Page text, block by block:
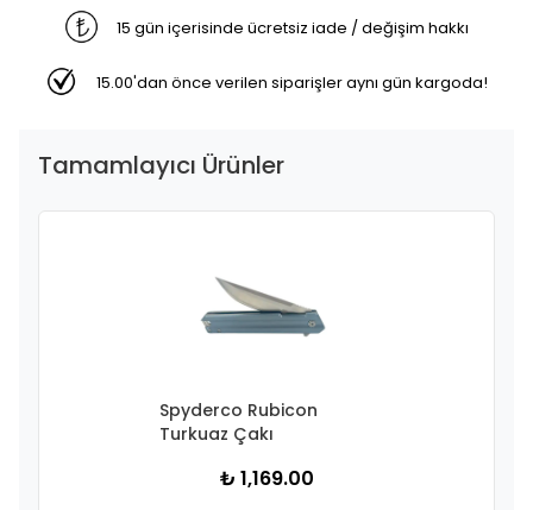
15 gün içerisinde ücretsiz iade / değişim hakkı
15.00'dan önce verilen siparişler aynı gün kargoda!
Tamamlayıcı Ürünler
Spyderco Rubicon
Turkuaz Çakı
₺ 1,169.00